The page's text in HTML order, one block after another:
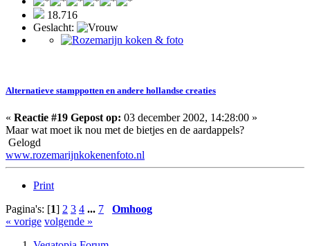
18.716
Geslacht:
Alternatieve stamppotten en andere hollandse creaties
« Reactie #19 Gepost op: 03 december 2002, 14:28:00 »
Maar wat moet ik nou met de bietjes en de aardappels?
Gelogd
www.rozemarijnkokenenfoto.nl
Print
Pagina's: [1] 2 3 4 ... 7
Omhoog
« vorige volgende »